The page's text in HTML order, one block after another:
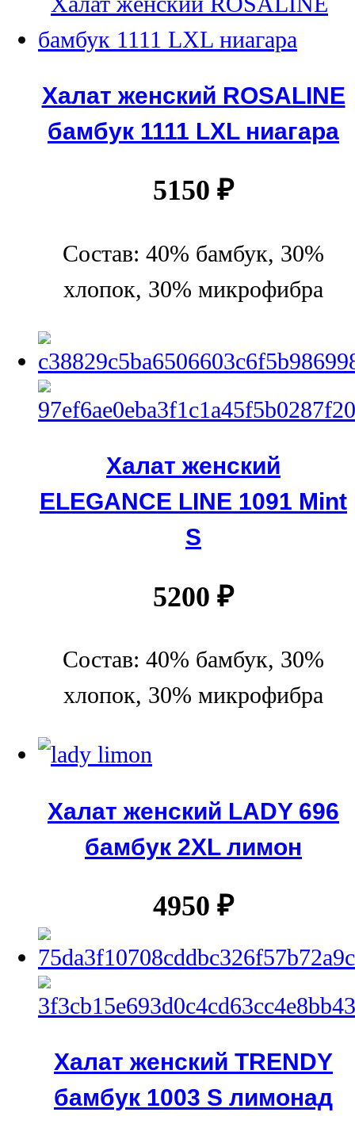
Халат женский ROSALINE
бамбук 1111 LXL ниагара
5150 ₽
Состав: 40% бамбук, 30%
хлопок, 30% микрофибра
Халат женский
ELEGANCE LINE 1091 Mint
S
5200 ₽
Состав: 40% бамбук, 30%
хлопок, 30% микрофибра
Халат женский LADY 696
бамбук 2XL лимон
4950 ₽
Халат женский TRENDY
бамбук 1003 S лимонад